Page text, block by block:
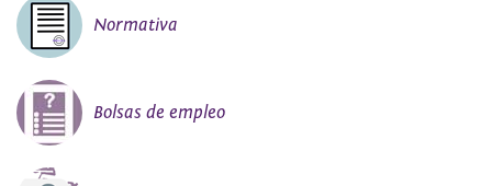
Normativa
Bolsas de empleo